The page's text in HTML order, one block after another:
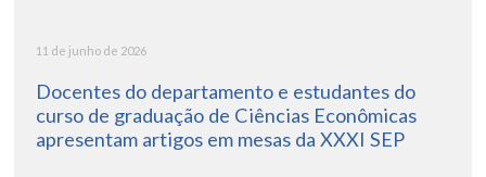
11 de junho de 2026
Docentes do departamento e estudantes do
curso de graduação de Ciências Econômicas
apresentam artigos em mesas da XXXI SEP